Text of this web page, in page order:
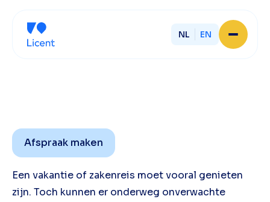
NL EN
Contact
Afspraak maken
Een vakantie of zakenreis moet vooral genieten
zijn. Toch kunnen er onderweg onverwachte